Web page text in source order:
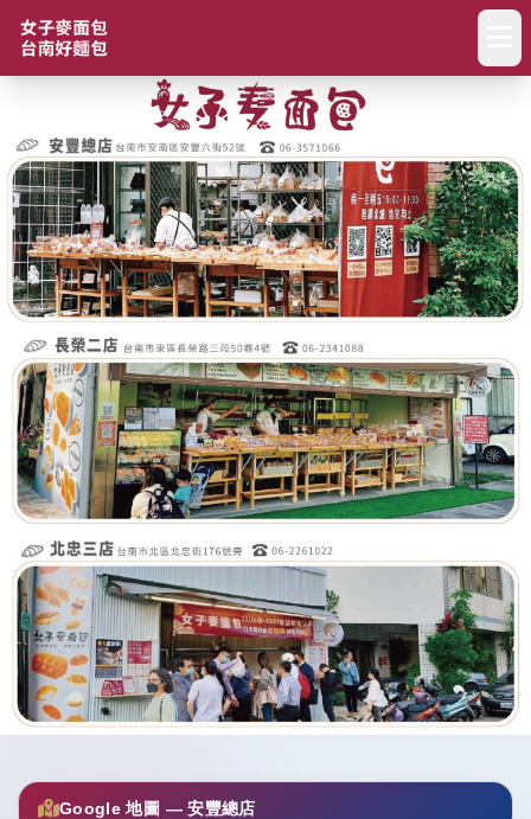
Google 地圖 — 安豐總店